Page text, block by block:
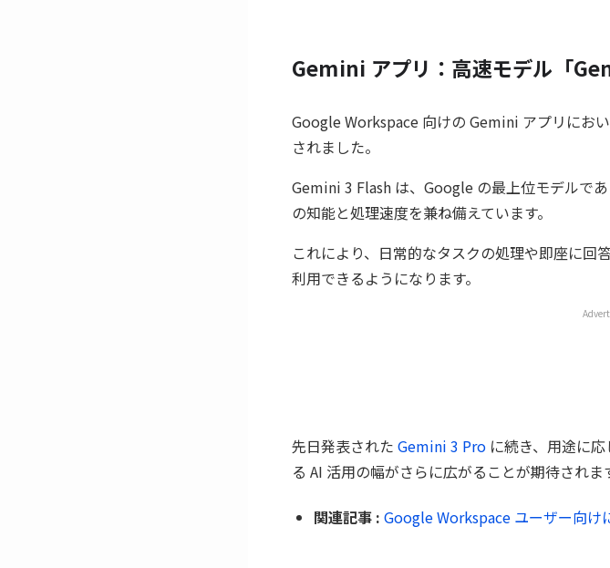
Gemini アプリ：高速モデル「
Google Workspace 向けの Gemini アプリにお
されました。
Gemini 3 Flash は、Google の最上位モデルで
の知能と処理速度を兼ね備えています。
これにより、日常的なタスクの処理や即座に回
利用できるようになります。
先日発表された Gemini 3 Pro に続き、用途に
る AI 活用の幅がさらに広がることが期待されま
関連記事 : Google Workspace ユーザー向け